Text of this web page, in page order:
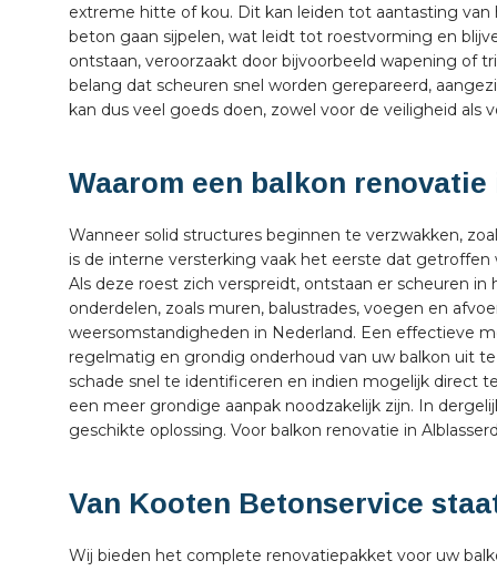
extreme hitte of kou. Dit kan leiden tot aantasting
beton gaan sijpelen, wat leidt tot roestvorming en
ontstaan, veroorzaakt door bijvoorbeeld wapening of
belang dat scheuren snel worden gerepareerd,
kan dus veel goeds doen, zowel voor de veiligheid als
Waarom een balkon
Wanneer solid structures beginnen te verzwakken,
is de interne versterking vaak het eerste dat
Als deze roest zich verspreidt, ontstaan er scheuren
onderdelen, zoals muren, balustrades, voegen en
weersomstandigheden in Nederland. Een effectieve
regelmatig en grondig onderhoud van uw balkon uit
schade snel te identificeren en indien mogelijk direct
een meer grondige aanpak noodzakelijk zijn. In
geschikte oplossing. Voor balkon renovatie in
Van Kooten Betonservice
Wij bieden het complete renovatiepakket voor uw